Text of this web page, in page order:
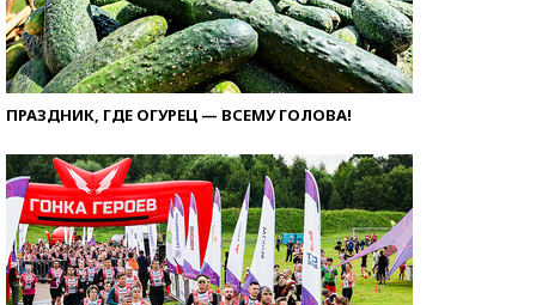
ПРАЗДНИК, ГДЕ ОГУРЕЦ — ВСЕМУ ГОЛОВА!